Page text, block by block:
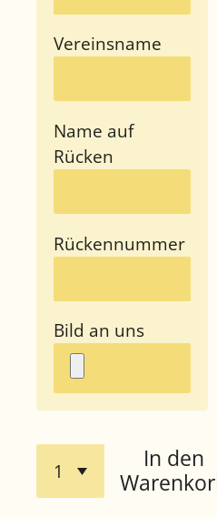
Vereinsname
Name auf
Rücken
Rückennummer
Bild an uns
In den